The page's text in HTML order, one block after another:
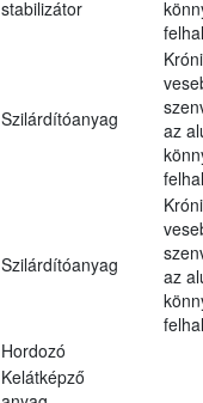
stabilizátor
Szilárdítóanyag
az
Szilárdítóanyag
az
Hordozó
Kelátképző